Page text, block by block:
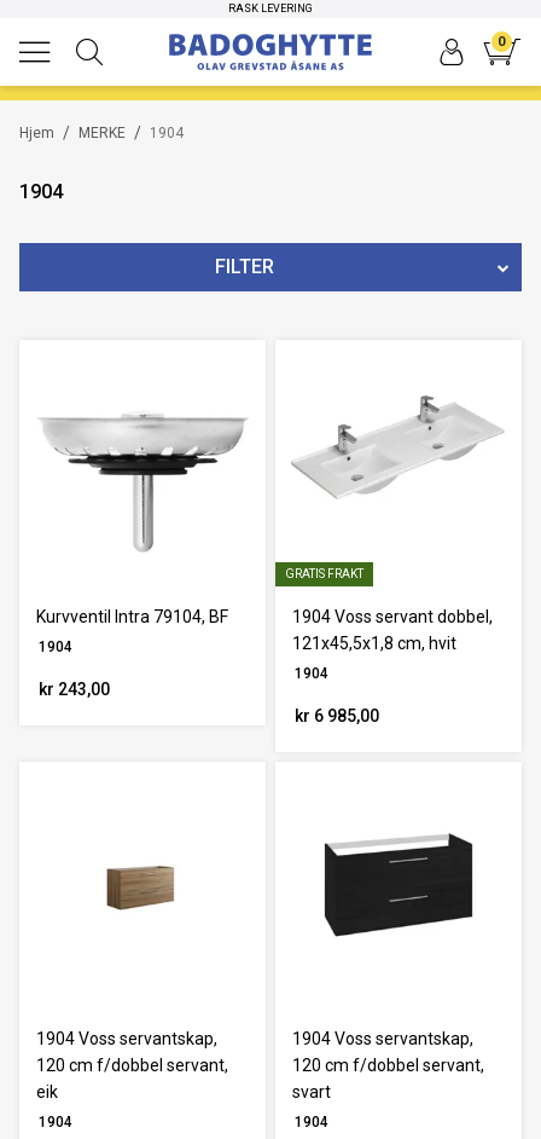
RASK LEVERING
HØYKVALITETS PRODUKTER
0
/
Hjem /
MERKE 1904
1904
FILTER
Nullstill
Kurvventil Intra 79104, BF
1904
kr 243,00
GRATIS FRAKT
1904 Voss servant dobbel,
121x45,5x1,8 cm, hvit
1904
kr 6 985,00
1904 Voss servantskap,
120 cm f/dobbel servant,
eik
1904
1904 Voss servantskap,
120 cm f/dobbel servant,
svart
1904